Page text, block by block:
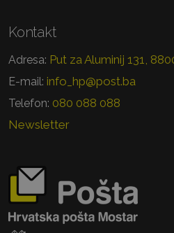
Kontakt
Adresa: Put za Aluminij 131,
E-mail: info_hp@post.ba
Telefon: 080 088 088
Newsletter